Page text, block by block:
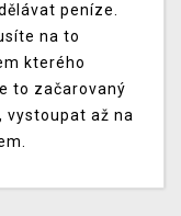
peníze.
na to
kterého
to začarovaný
vystoupat až na